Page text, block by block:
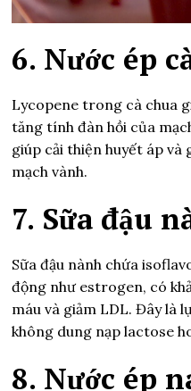
6. Nước ép
Lycopene trong cà chua
tăng tính đàn hồi của
giúp cải thiện huyết áp và
mạch vành.
7. Sữa đậu
Sữa đậu nành chứa
động như estrogen, có
máu và giảm LDL. Đây là
không dung nạp lactose
8. Nước ép